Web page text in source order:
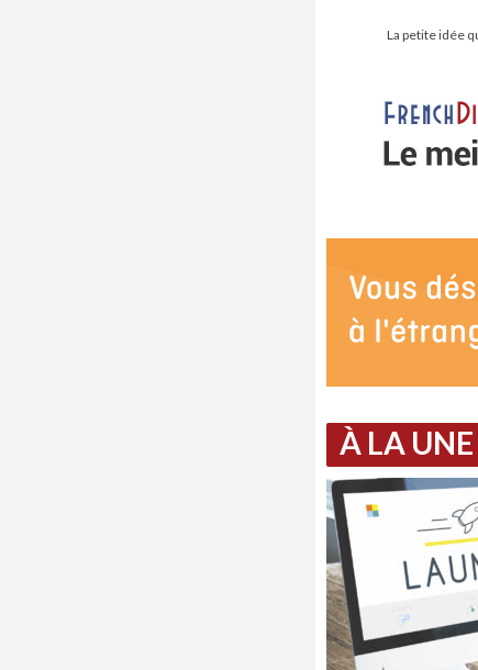
La petite idée
À LA UNE